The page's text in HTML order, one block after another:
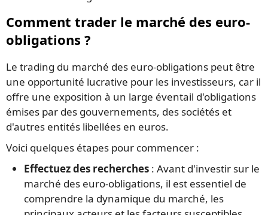
Comment trader le marché des euro-
obligations ?
Le trading du marché des euro-obligations peut être
une opportunité lucrative pour les investisseurs, car il
offre une exposition à un large éventail d'obligations
émises par des gouvernements, des sociétés et
d'autres entités libellées en euros.
Voici quelques étapes pour commencer :
Effectuez des recherches : Avant d'investir sur le
marché des euro-obligations, il est essentiel de
comprendre la dynamique du marché, les